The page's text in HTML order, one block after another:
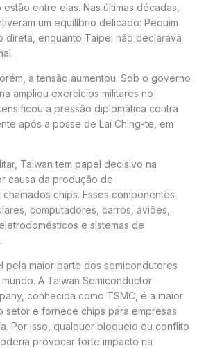
entre elas. Nas últimas décadas,
um equilíbrio delicado: Pequim
direta, enquanto Taipei não declarava
a tensão aumentou. Sob o governo
ampliou exercícios militares no
a pressão diplomática contra
após a posse de Lai Ching-te, em
Taiwan tem papel decisivo na
causa da produção de
chips. Esses componentes
computadores, carros, aviões,
e sistemas de
pela maior parte dos semicondutores
A Taiwan Semiconductor
conhecida como TSMC, é a maior
setor e fornece chips para empresas
Por isso, qualquer bloqueio ou conflito
provocar forte impacto na